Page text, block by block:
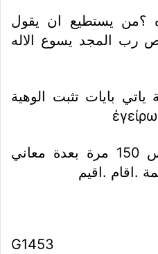
؟من يستطيع ان يقول
المجد يسوع الاله
بايات تثبت الوهية
جاءة في الكتاب المقدس 150 مرة بعدة معاني
G1453